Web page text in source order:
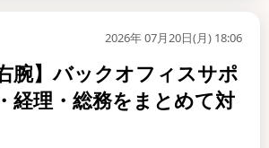
2026年 07月20日(月) 18:06
腕】バックオフィスサポ
経理・総務をまとめて対